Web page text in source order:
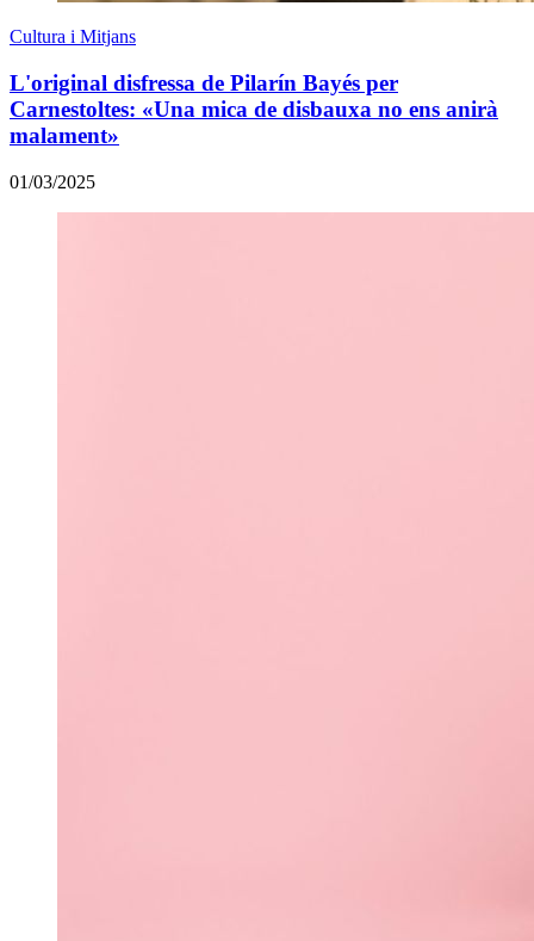
Cultura i Mitjans
L'original disfressa de Pilarín Bayés per
Carnestoltes: «Una mica de disbauxa no ens anirà
malament»
01/03/2025